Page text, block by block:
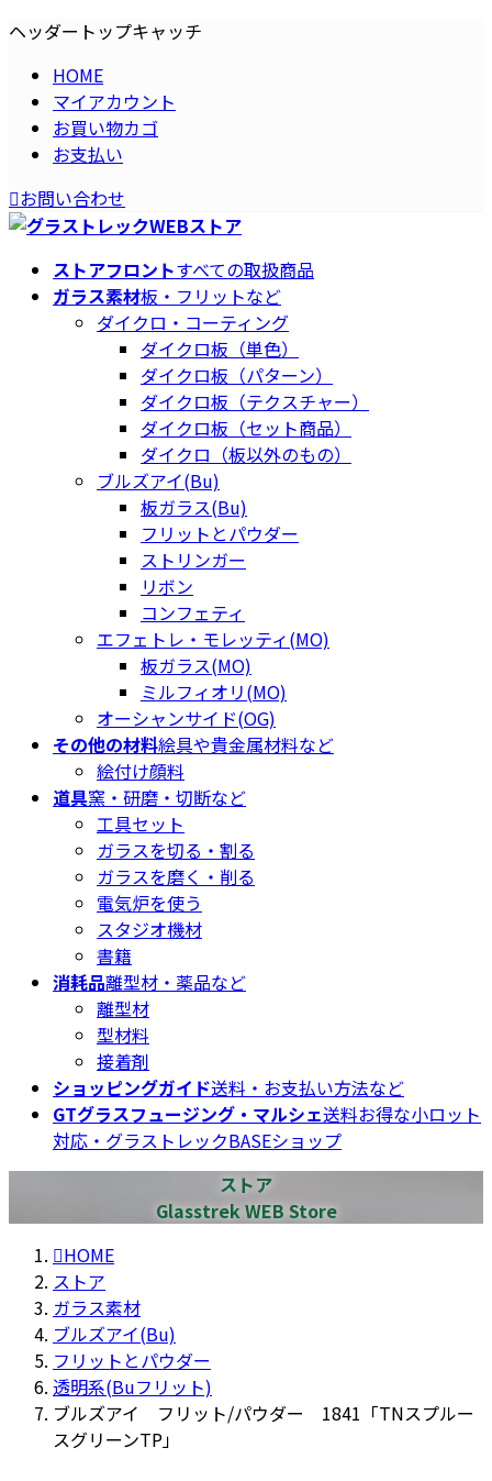
コ
ス
キ
ナ
ン
に
ヘッダートップキャッチ
HOME
マイアカウント
お買い物カゴ
お支払い
お問い合わせ
ストアフロントすべての取扱商品
ガラス素材板・フリットなど
ダイクロ・コーティング
ダイクロ板（単色）
ダイクロ板（パターン）
ダイクロ板（テクスチャー）
ダイクロ板（セット商品）
ダイクロ（板以外のもの）
ブルズアイ(Bu)
板ガラス(Bu)
フリットとパウダー
ストリンガー
リボン
コンフェティ
エフェトレ・モレッティ(MO)
板ガラス(MO)
ミルフィオリ(MO)
オーシャンサイド(OG)
その他の材料絵具や貴金属材料など
絵付け顔料
道具窯・研磨・切断など
工具セット
ガラスを切る・割る
ガラスを磨く・削る
電気炉を使う
スタジオ機材
書籍
消耗品離型材・薬品など
離型材
型材料
接着剤
ショッピングガイド送料・お支払い方法など
GTグラスフュージング・マルシェ送料お得な小ロット
対応・グラストレックBASEショップ
ストア
Glasstrek WEB Store
HOME
ストア
ガラス素材
ブルズアイ(Bu)
フリットとパウダー
透明系(Buフリット)
ブルズアイ フリット/パウダー 1841「TNスプルー
スグリーンTP」